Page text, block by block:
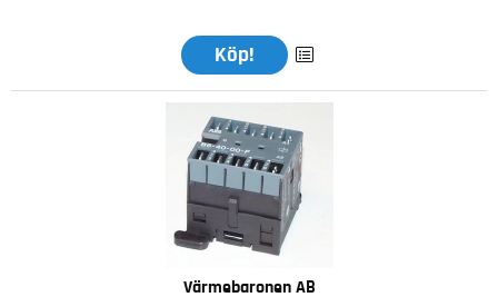
Köp!
Värmebaronen AB